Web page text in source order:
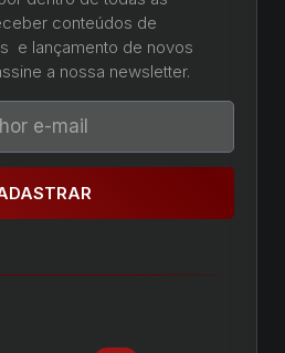
conteúdos de
e lançamento de novos
a nossa newsletter.